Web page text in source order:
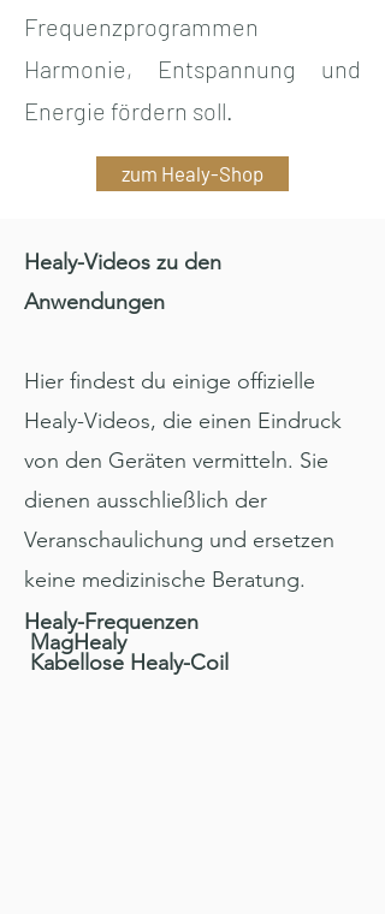
Frequenzprogrammen
Harmonie, Entspannung und
Energie fördern soll.
zum Healy-Shop
Healy-Videos zu den
Anwendungen
Hier findest du einige offizielle
Healy-Videos, die einen Eindruck
von den Geräten vermitteln. Sie
dienen ausschließlich der
Veranschaulichung und ersetzen
keine medizinische Beratung.
Healy-Frequenzen
MagHealy
Kabellose Healy-Coil